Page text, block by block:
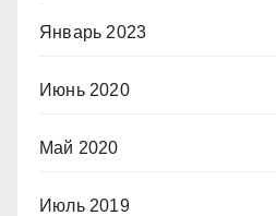
Январь 2023
Июнь 2020
Май 2020
Июль 2019